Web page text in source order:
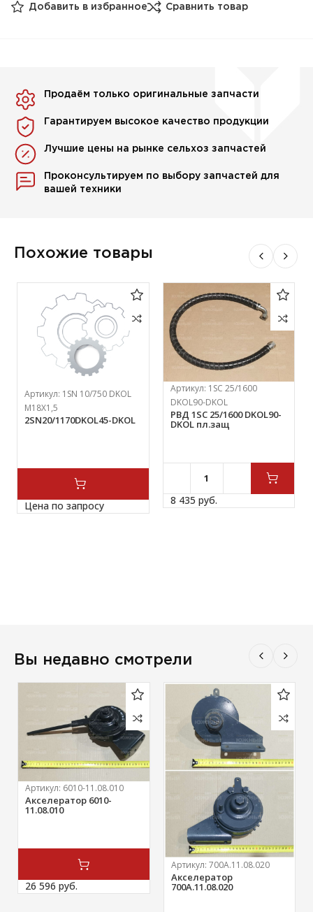
Добавить в избранное Сравнить товар
Продаём только оригинальные запчасти
Гарантируем высокое качество продукции
Лучшие цены на рынке сельхоз запчастей
Проконсультируем по выбору запчастей для
вашей техники
Похожие товары
Артикул: 1SN 10/750 DKOL
М18Х1,5
2SN20/1170DKOL45-DKOL
Цена по запросу
Артикул: 1SC 25/1600
DKOL90-DKOL
РВД 1SC 25/1600 DKOL90-
DKOL пл.защ
8 435 руб.
Вы недавно смотрели
Артикул: 6010-11.08.010
Акселератор 6010-
11.08.010
26 596 руб.
Артикул: 700А.11.08.020
Акселератор
700А.11.08.020